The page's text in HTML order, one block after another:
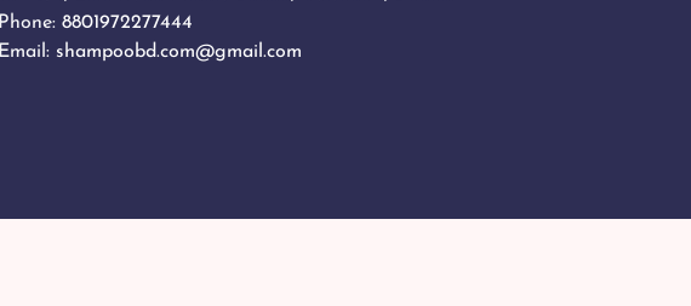
Phone: 8801972277444
Email: shampoobd.com@gmail.com